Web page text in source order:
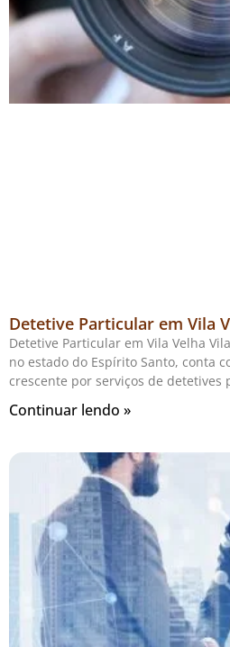
Detetive Particular em Vila
Detetive Particular em Vila Velha
no estado do Espírito Santo, conta
crescente por serviços de detetives
Continuar lendo »